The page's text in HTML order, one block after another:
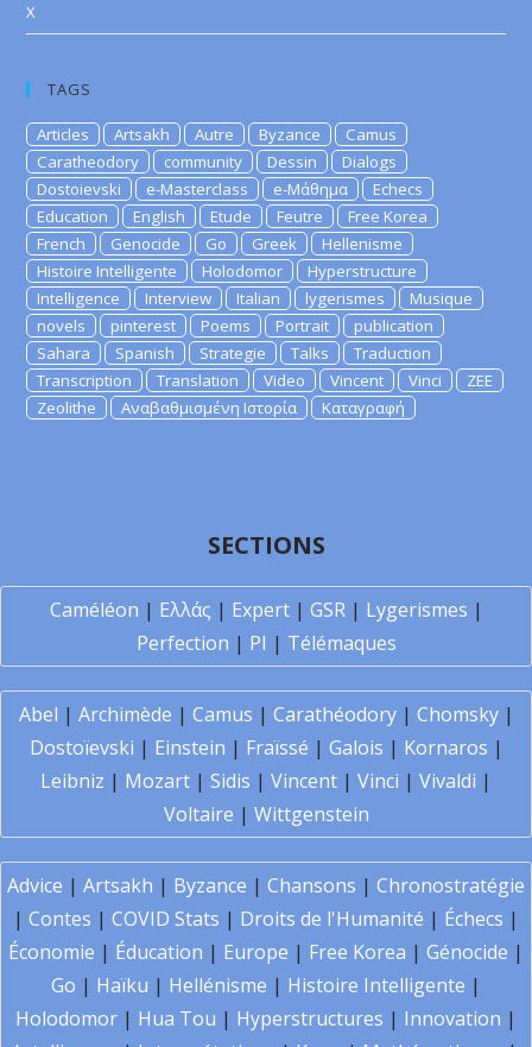
X
TAGS
Articles Artsakh Autre Byzance
Camus
Caratheodory
community Dessin
Dialogs
Dostoievski
e-Masterclass e-Μάθημα
Echecs
Education
English Etude Feutre
Free Korea
French
Genocide Go Greek
Hellenisme
Histoire Intelligente
Holodomor
Hyperstructure
Intelligence
Interview Italian lygerismes
Musique
novels
pinterest Poems Portrait
publication
Sahara
Spanish Strategie Talks
Traduction
Transcription
Translation Video Vincent Vinci
ZEE
Zeolithe
Αναβαθμισμένη Ιστορία Καταγραφή
SECTIONS
Caméléon | Ελλάς | Expert| GSR| Lygerismes |
Perfection | PI | Télémaques
Abel | Archimède | Camus | Carathéodory| Chomsky|
Dostoïevski | Einstein | Fraïssé | Galois | Kornaros |
Leibniz | Mozart | Sidis | Vincent | Vinci | Vivaldi |
Voltaire | Wittgenstein
Advice | Artsakh | Byzance | Chansons | Chronostratégie
| Contes | COVID Stats | Droits de l'Humanité | Échecs |
Économie | Éducation | Europe | Free Korea | Génocide |
Go | Haïku | Hellénisme | Histoire Intelligente |
Holodomor | Hua Tou | Hyperstructures | Innovation |